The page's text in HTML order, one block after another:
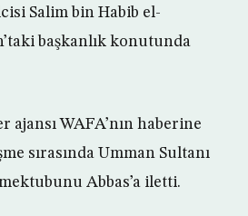
Salim bin Habib el-
başkanlık konutunda
WAFA’nın haberine
sırasında Umman Sultanı
Abbas’a iletti.